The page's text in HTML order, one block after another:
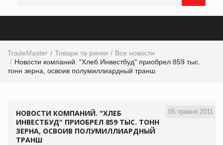
TradeMaster Товари та ринки
Все новости
Новости компаний. "Хлеб Инвестбуд" приобрел 859 тыс.
тонн зерна, освоив полумиллиардный транш
05 травня 2011
НОВОСТИ КОМПАНИЙ. "ХЛЕБ
ИНВЕСТБУД" ПРИОБРЕЛ 859 ТЫС. ТОНН
ЗЕРНА, ОСВОИВ ПОЛУМИЛЛИАРДНЫЙ
ТРАНШ